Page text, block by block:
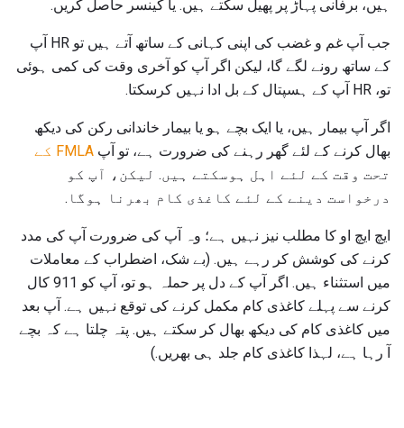
ہیں، برفانی پہاڑ پر پھیل سکتے ہیں. یا کینسر حاصل کریں.
جب آپ غم و غضب کی اپنی کہانی کے ساتھ آتے ہیں تو HR آپ
کے ساتھ رونے لگے گا، لیکن اگر آپ کو آخری وقت کی کمی ہوئی
تو، HR آپ کے ہسپتال کے بل ادا نہیں کرسکتا.
اگر آپ بیمار ہیں، یا ایک بچے ہو یا بیمار خاندانی رکن کی دیکھ
بھال کرنے کے لئے گھر رہنے کی ضرورت ہے، تو آپ FMLA کے
تحت وقت کے لئے اہل ہوسکتے ہیں. لیکن، آپ کو
درخواست دینے کے لئے کاغذی کام بھرنا ہوگا.
ایچ ایچ او کا مطلب نیز نہیں ہے؛ وہ آپ کی ضرورت آپ کی مدد
کرنے کی کوشش کر رہے ہیں. (بے شک، اضطراب کے معاملات
میں استثناء ہیں. اگر آپ کے دل پر حملہ ہو تو، آپ کو 911 کال
کرنے سے پہلے کاغذی کام مکمل کرنے کی توقع نہیں ہے. آپ بعد
میں کاغذی کام کی دیکھ بھال کر سکتے ہیں. پتہ چلتا ہے کہ بچے
آ رہا ہے، لہذا کاغذی کام جلد ہی بھریں.)